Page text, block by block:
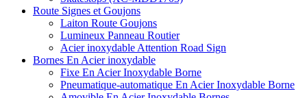
Route Signes et Goujons
Laiton Route Goujons
Lumineux Panneau Routier
Acier inoxydable Attention Road Sign
Bornes En Acier inoxydable
Fixe En Acier Inoxydable Borne
Pneumatique-automatique En Acier Inoxydable Borne